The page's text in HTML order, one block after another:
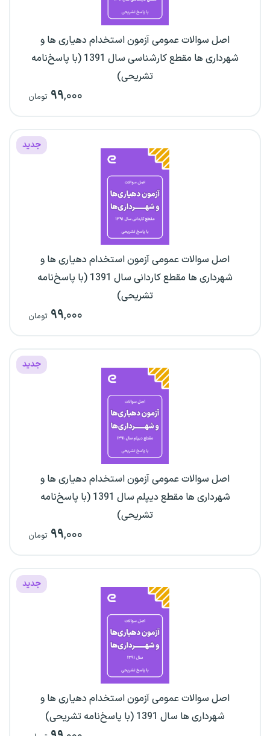
اصل سوالات عمومی آزمون استخدام دهیاری ها و
شهرداری ها مقطع کارشناسی سال 1391 (با پاسخ‌نامه
تشریحی)
۹۹,۰۰۰ تومان
جدید
اصل سوالات عمومی آزمون استخدام دهیاری ها و
شهرداری ها مقطع کاردانی سال 1391 (با پاسخ‌نامه
تشریحی)
۹۹,۰۰۰ تومان
جدید
اصل سوالات عمومی آزمون استخدام دهیاری ها و
شهرداری ها مقطع دیپلم سال 1391 (با پاسخ‌نامه
تشریحی)
۹۹,۰۰۰ تومان
جدید
اصل سوالات عمومی آزمون استخدام دهیاری ها و
شهرداری ها سال 1391 (با پاسخ‌نامه تشریحی)